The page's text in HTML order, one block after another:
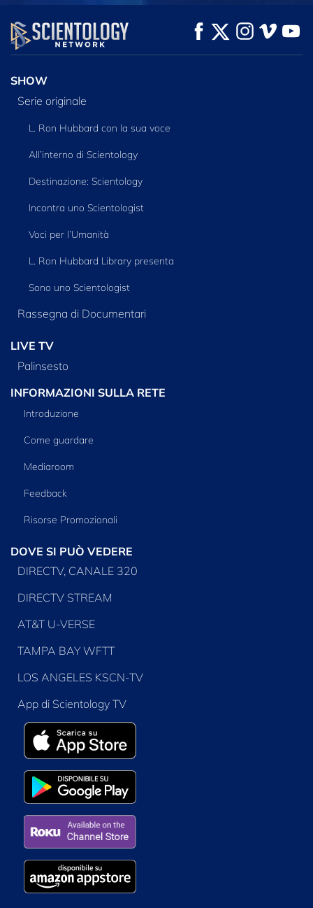
GUARDA
ESPLORA LE
SERIE
SHOW
Serie originale
L. Ron Hubbard con la sua voce
All’interno di Scientology
Destinazione: Scientology
Incontra uno Scientologist
Voci per l’Umanità
L. Ron Hubbard Library presenta
Sono uno Scientologist
Rassegna di Documentari
LIVE TV
Palinsesto
INFORMAZIONI SULLA RETE
Introduzione
Come guardare
Mediaroom
Feedback
Risorse Promozionali
DOVE SI PUÒ VEDERE
DIRECTV, CANALE 320
DIRECTV STREAM
AT&T U-VERSE
TAMPA BAY WFTT
LOS ANGELES KSCN-TV
App di Scientology TV